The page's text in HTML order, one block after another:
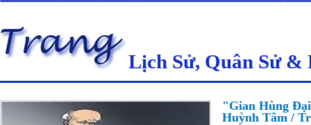
Lịch Sử, Quân Sử &
"Gian Hùng
Huỳnh Tâm /